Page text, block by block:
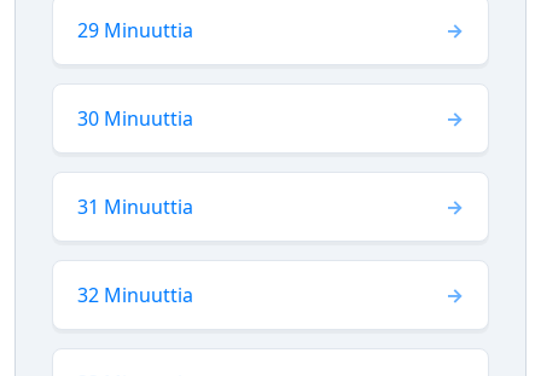
29 Minuuttia
30 Minuuttia
31 Minuuttia
32 Minuuttia